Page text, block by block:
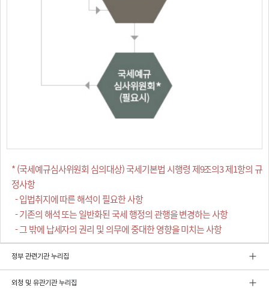
* (국세예규심사위원회 심의대상) 국세기본법 시행령 제9조의3 제1항의 규
정사항
- 입법취지에 따른 해석이 필요한 사항
- 기존의 해석 또는 일반화된 국세 행정의 관행을 변경하는 사항
- 그 밖에 납세자의 권리 및 의무에 중대한 영향을 미치는 사항
정부 관련기관 누리집
외청 및 유관기관 누리집